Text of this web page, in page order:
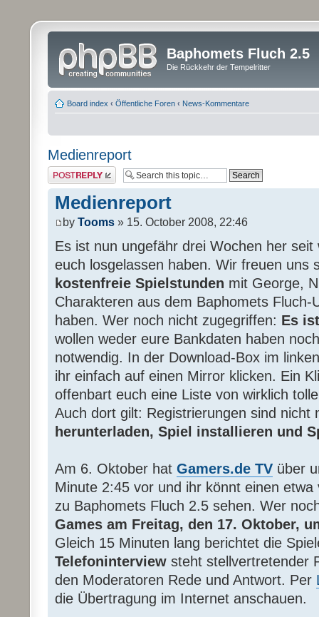
Baphomets Fluch 2.5
Die Rückkehr der Tempelritter
Board index ‹ Öffentliche Foren ‹ News-Kommentare
Medienreport
Post a reply
Medienreport
by Tooms » 15. October 2008, 22:46
Es ist nun ungefähr drei Wochen her
euch losgelassen haben. Wir freuen uns
kostenfreie Spielstunden mit George,
Charakteren aus dem Baphomets Fluch-
haben. Wer noch nicht zugegriffen: Es
wollen weder eure Bankdaten haben
notwendig. In der Download-Box im
ihr einfach auf einen Mirror klicken. Ein
offenbart euch eine Liste von wirklich
Auch dort gilt: Registrierungen sind nicht
herunterladen, Spiel installieren und
Am 6. Oktober hat Gamers.de TV über
Minute 2:45 vor und ihr könnt einen
zu Baphomets Fluch 2.5 sehen. Wer
Games am Freitag, den 17. Oktober,
Gleich 15 Minuten lang berichtet die
Telefoninterview steht stellvertretender
den Moderatoren Rede und Antwort. Per
die Übertragung im Internet anschauen.